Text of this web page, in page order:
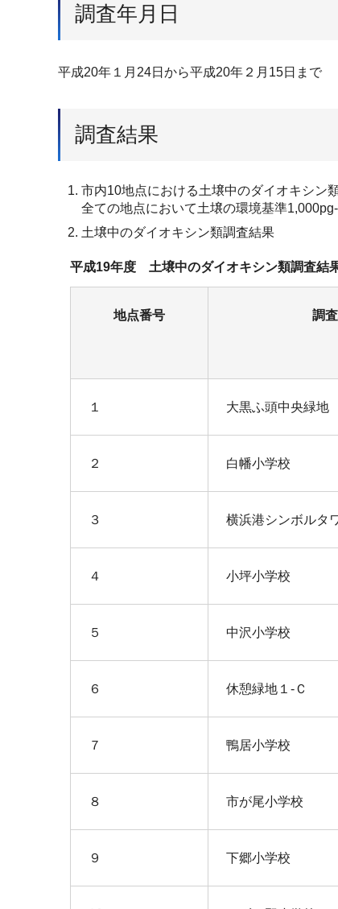
調査年月日
平成20年１月24日から平成20年２月15日まで
調査結果
市内10地点における土壌中のダイオキシン
全ての地点において土壌の環境基準
土壌中のダイオキシン類調査結果
平成19年度 土壌中のダイオキシン類調査結
地点番号 調
１ 大黒ふ頭中央緑地
２ 白幡小学校
３ 横浜港シンボルタ
４ 小坪小学校
５ 中沢小学校
６ 休憩緑地１-Ｃ
７ 鴨居小学校
８ 市が尾小学校
９ 下郷小学校